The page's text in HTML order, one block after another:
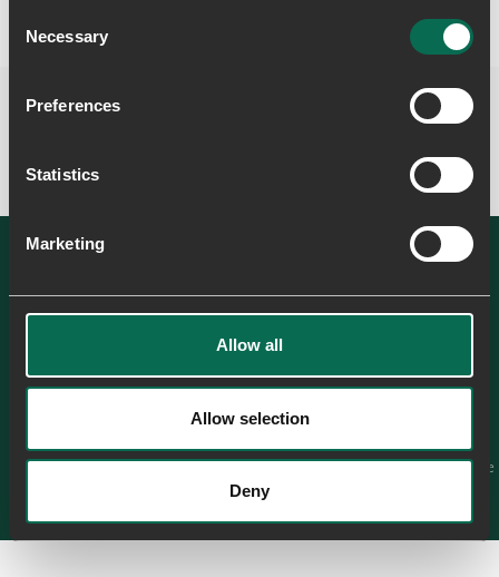
Selection
Necessary
Preferences
Statistics
Marketing
Allow all
Allow selection
Deny
Line Sneak
Fra sandal til sneaker
Johanne
Den